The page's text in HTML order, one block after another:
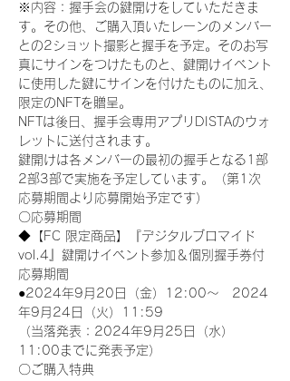
※内容：握手会の鍵開けをしていただきま
す。その他、ご購入頂いたレーンのメンバー
との2ショット撮影と握手を予定。そのお写
真にサインをつけたものと、鍵開けイベント
に使用した鍵にサインを付けたものに加え、
限定のNFTを贈呈。
NFTは後日、握手会専用アプリDISTAのウォ
レットに送付されます。
鍵開けは各メンバーの最初の握手となる1部
2部3部で実施を予定しています。（第1次
応募期間より応募開始予定です）
〇応募期間
◆【FC 限定商品】『デジタルブロマイド
vol.4』鍵開けイベント参加＆個別握手券付
応募期間
●2024年9月20日（金）12:00～　2024
年9月24日（火）11:59
（当落発表：2024年9月25日（水）
11:00までに発表予定）
〇ご購入特典